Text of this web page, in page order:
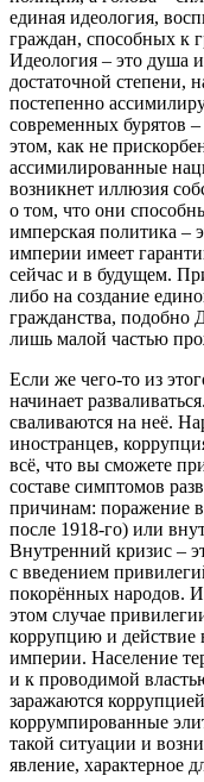
единая идеология,
граждан, способных к
Идеология – это душа
достаточной степени,
постепенно
современных бурятов
этом, как не
ассимилированные
возникнет иллюзия
о том, что они
имперская политика –
империи имеет
сейчас и в будущем.
либо на создание
гражданства, подобно
лишь малой частью
Если же чего-то из
начинает
сваливаются на неё.
иностранцев,
всё, что вы сможете
составе симптомов
причинам: поражение
после 1918-го) или
Внутренний кризис –
с введением
покорённых народов.
этом случае
коррупцию и действие
империи. Население
и к проводимой
заражаются
коррумпированные
такой ситуации и
явление, характерное